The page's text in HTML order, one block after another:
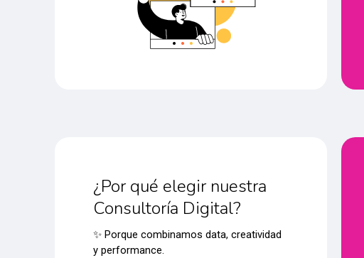
¿Por qué elegir nuestra
Consultoría Digital?
✨ Porque combinamos data, creatividad
y performance.